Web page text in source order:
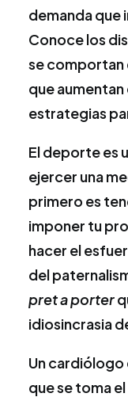
demanda que
Conoce los
se comportan
que aumentan
estrategias
El deporte es
ejercer una
primero es
imponer tu
hacer el
del
pret a porter
idiosincrasia
Un
que se toma